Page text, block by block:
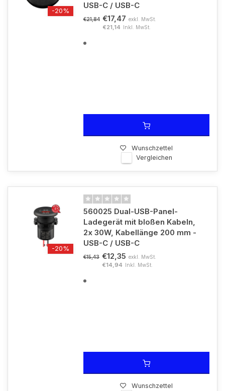
-20%
USB-C / USB-C
€21,84 €17,47 exkl. MwSt.
€21,14 Inkl. MwSt.
Wunschzettel
Vergleichen
-20%
560025 Dual-USB-Panel-
Ladegerät mit bloßen Kabeln,
2x 30W, Kabellänge 200 mm -
USB-C / USB-C
€15,43 €12,35 exkl. MwSt.
€14,94 Inkl. MwSt.
Wunschzettel